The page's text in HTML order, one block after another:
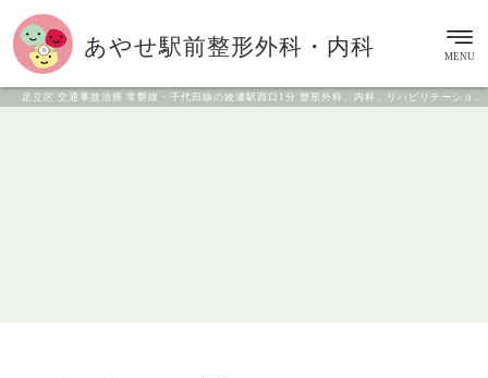
足立区 交通事故治療 常磐線・千代田線の綾瀬駅西口1分 整形外科、内科、リハビリテーション科
あやせ駅前整形外科・内科 MENU